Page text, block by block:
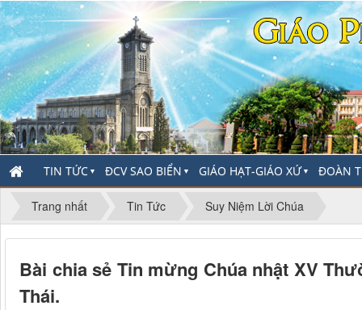
TIN TỨC ▼ ĐCV SAO BIỂN ▼ GIÁO HẠT-GIÁO XỨ▼ ĐOÀN
Trang nhất Tin Tức Suy Niệm Lời Chúa
Bài chia sẻ Tin mừng Chúa nhật XV
Thái.